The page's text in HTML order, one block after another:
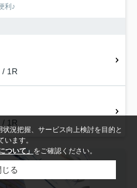
利♪
/ 1R
/ 1R
況把握、サービス向上検討を目的と
ます。
ついて」 をご確認ください。
じる